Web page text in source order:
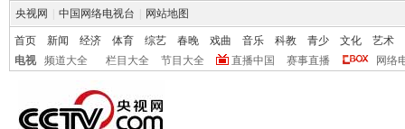
央视网 中国网络电视台 网站地图
首页 新闻 经济 体育 综艺 春晚 戏曲 音乐 科教 青少 文化
艺术
电视
频道大全 栏目大全 节目大全 直播中国 赛事直播 网络